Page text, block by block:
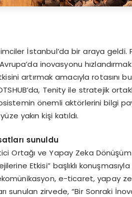
İstanbul’da bir araya geldi.
inovasyonu
artırmak amacıyla rotasını
Tenity ile stratejik
önemli aktörlerini bilgi
yakın kişi katıldı.
sunuldu
Ortağı ve Yapay Zeka Dönüşüm
Etkisi” başlıklı
e-ticaret, yapay
sunulan zirvede, “Bir Sonraki